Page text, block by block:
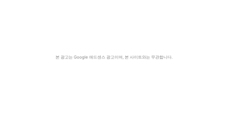
본 광고는 Google 애드센스 광고이며, 본 사이트와는 무관합니다.